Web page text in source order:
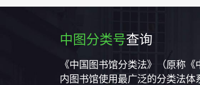
中图分类号查询
《中国图书馆分类法》（原称
内图书馆使用最广泛的分类法